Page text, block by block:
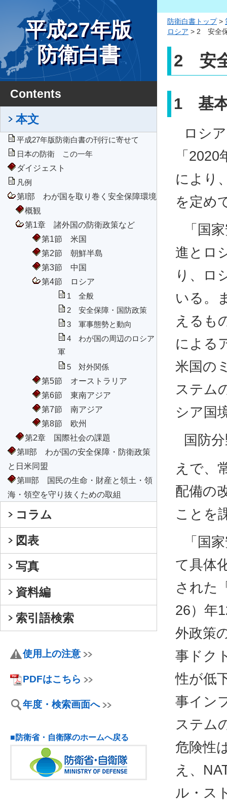
平成27年版
防衛白書
Contents
本文
平成27年版防衛白書の刊行に寄せて
日本の防衛 この一年
ダイジェスト
凡例
第I部 わが国を取り巻く安全保障環境
概観
第1章 諸外国の防衛政策など
第1節 米国
第2節 朝鮮半島
第3節 中国
第4節 ロシア
1 全般
2 安全保障・国防政策
3 軍事態勢と動向
4 わが国の周辺のロシア
軍
5 対外関係
第5節 オーストラリア
第6節 東南アジア
第7節 南アジア
第8節 欧州
第2章 国際社会の課題
第II部 わが国の安全保障・防衛政策
と日米同盟
第III部 国民の生命・財産と領土・領
海・領空を守り抜くための取組
コラム
図表
写真
資料編
索引語検索
使用上の注意
PDFはこちら
年度・検索画面へ
■防衛省・自衛隊のホームへ戻る
防衛白書トップ>
ロシア > 2 安全
2 安
1 基
ロシ
「
により
を定め
「国
進とロ
り、ロ
いる。
えるも
による
米国の
ステム
シア国
国防
えで、
配備の
ことを
「国
て具体
された
26）年
外政策
事ドク
性が低
事イン
ステム
危険性
え、
ル・ス